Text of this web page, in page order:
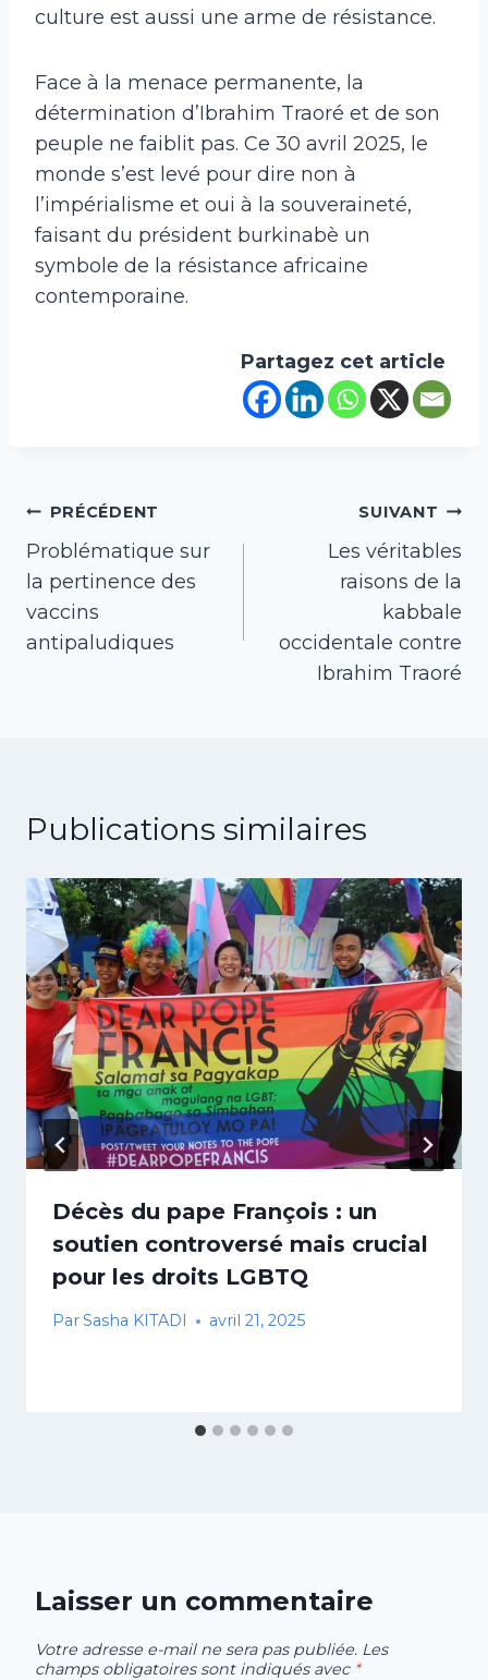
culture est aussi une arme de résistance.
Face à la menace permanente, la
détermination d’Ibrahim Traoré et de son
peuple ne faiblit pas. Ce 30 avril 2025, le
monde s’est levé pour dire non à
l’impérialisme et oui à la souveraineté,
faisant du président burkinabè un
symbole de la résistance africaine
contemporaine.
Partagez cet article
Navigation
de
l’article
PRÉCÉDENT
Problématique sur
la pertinence des
vaccins
antipaludiques
SUIVANT
Les véritables
raisons de la
kabbale
occidentale contre
Ibrahim Traoré
Publications similaires
Décès du pape François : un
soutien controversé mais crucial
pour les droits LGBTQ
ParSasha KITADI avril 21, 2025
Laisser un commentaire
Votre adresse e-mail ne sera pas publiée. Les
champs obligatoires sont indiqués avec *